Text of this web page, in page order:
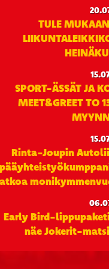
TULE
SPORT-ÄSSÄT JA
MEET&GREET TO
Rinta-Joupin
Early Bird-
näe Jokerit-